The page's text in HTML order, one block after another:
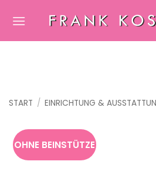
Inhalt
START / EINRICHTUNG &
OHNE BEINSTÜTZE